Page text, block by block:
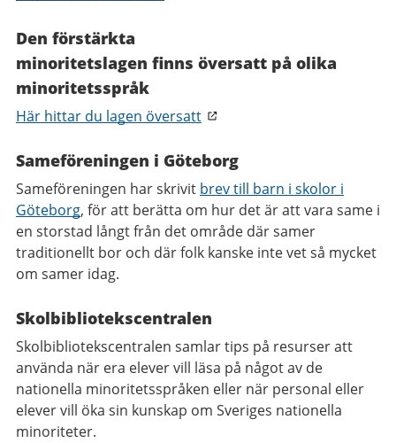
Den förstärkta
minoritetslagen finns översatt på olika
minoritetsspråk
Här hittar du lagen översatt
Sameföreningen i Göteborg
Sameföreningen har skrivit brev till barn i skolor i
Göteborg, för att berätta om hur det är att vara same i
en storstad långt från det område där samer
traditionellt bor och där folk kanske inte vet så mycket
om samer idag.
Skolbibliotekscentralen
Skolbibliotekscentralen samlar tips på resurser att
använda när era elever vill läsa på något av de
nationella minoritetsspråken eller när personal eller
elever vill öka sin kunskap om Sveriges nationella
minoriteter.